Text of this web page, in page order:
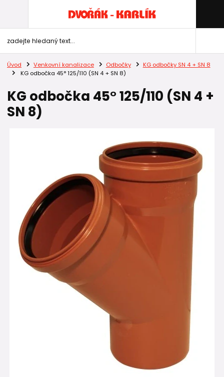
Úvod Venkovní kanalizace Odbočky
KG odbočky SN 4 + SN 8
KG odbočka 45° 125/110 (SN 4 + SN 8)
KG odbočka 45° 125/110 (SN 4 +
SN 8)